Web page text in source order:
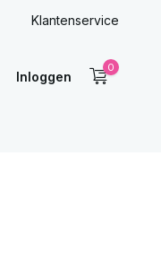
Klantenservice
Inloggen
0